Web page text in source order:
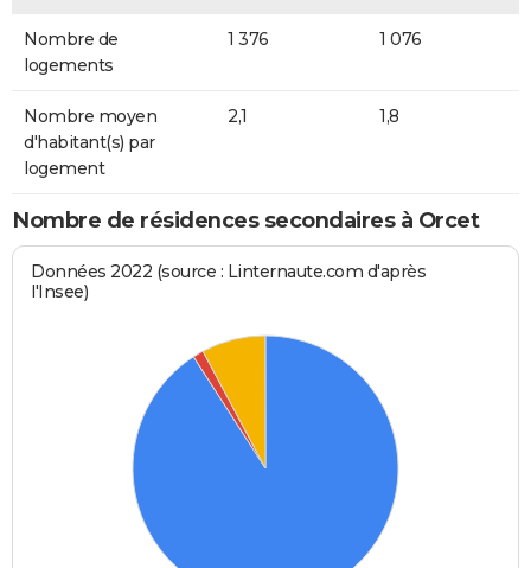
Nombre de
logements
1 376 1 076
Nombre moyen
d'habitant(s) par
logement
2,1 1,8
Nombre de résidences secondaires à Orcet
Données 2022 (source : Linternaute.com d'après
l'Insee)